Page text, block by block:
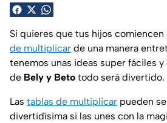
Si quieres que tus hijos comiencen
de multiplicar de una manera
tenemos unas ideas super fáciles
de Bely y Beto todo será divertido.
Las tablas de multiplicar pueden
divertidísima si las unes con la